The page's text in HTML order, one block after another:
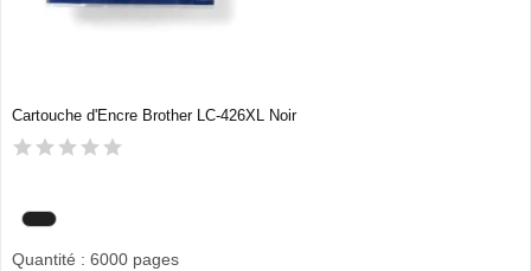
Cartouche d'Encre Brother LC-426XL Noir
Quantité : 6000 pages